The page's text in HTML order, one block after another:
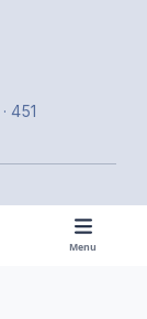
· 451
Menu